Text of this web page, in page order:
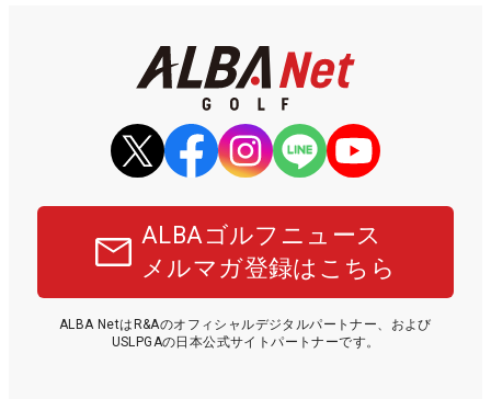
ALBAゴルフニュース
メルマガ登録はこちら
ALBA NetはR&Aのオフィシャルデジタルパートナー、および
USLPGAの日本公式サイトパートナーです。